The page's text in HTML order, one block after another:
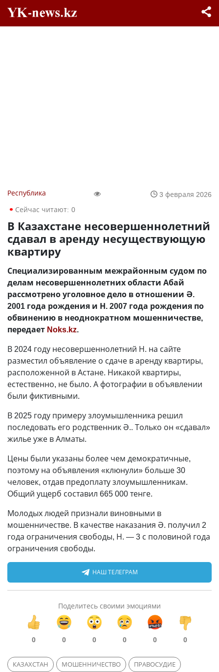
Республика
3 февраля 2026
Сейчас читают: 0
В Казахстане несовершеннолетний
сдавал в аренду несуществующую
квартиру
Специализированным межрайонным судом по
делам несовершеннолетних области Абай
рассмотрено уголовное дело в отношении Ә.
2001 года рождения и Н. 2007 года рождения по
обвинению в неоднократном мошенничестве,
передает Noks.kz.
В 2024 году несовершеннолетний Н. на сайте
разместил объявление о сдаче в аренду квартиры,
расположенной в Астане. Никакой квартиры,
естественно, не было. А фотографии в объявлении
были фиктивными.
В 2025 году примеру злоумышленника решил
последовать его родственник Ә.. Только он «сдавал»
жилье уже в Алматы.
Цены были указаны более чем демократичные,
поэтому на объявления «клюнули» больше 30
человек, отдав предоплату злоумышленникам.
Общий ущерб составил 665 000 тенге.
Молодых людей признали виновными в
мошенничестве. В качестве наказания Ә. получил 2
года ограничения свободы, Н. — 3 с половиной года
ограничения свободы.
НАШ ТЕЛЕГРАМ
Поделитесь своими эмоциями
0 0 0 0 0 0
КАЗАХСТАН МОШЕННИЧЕСТВО ПРАВОСУДИЕ